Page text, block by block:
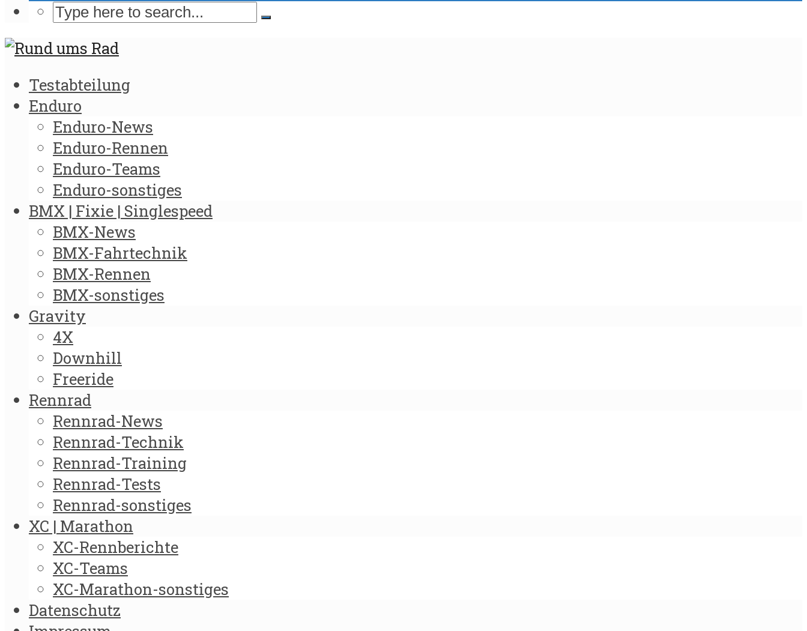
Testabteilung
Enduro
Enduro-News
Enduro-Rennen
Enduro-Teams
Enduro-sonstiges
BMX | Fixie | Singlespeed
BMX-News
BMX-Fahrtechnik
BMX-Rennen
BMX-sonstiges
Gravity
4X
Downhill
Freeride
Rennrad
Rennrad-News
Rennrad-Technik
Rennrad-Training
Rennrad-Tests
Rennrad-sonstiges
XC | Marathon
XC-Rennberichte
XC-Teams
XC-Marathon-sonstiges
Datenschutz